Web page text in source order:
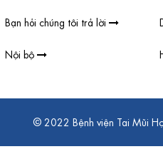
Bạn hỏi chúng tôi trả lời
Nội bộ
© 2022 Bệnh viện Tai Mũi